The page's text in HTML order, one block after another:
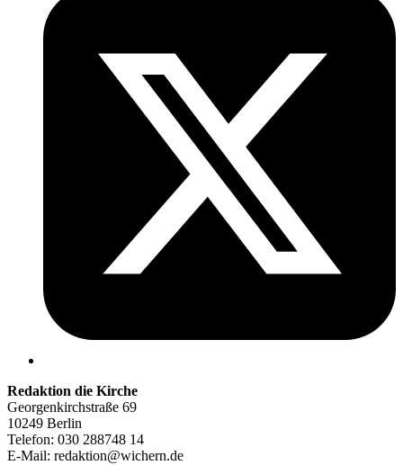
Redaktion die Kirche
Georgenkirchstraße 69
10249 Berlin
Telefon: 030 288748 14
E-Mail: redaktion@wichern.de